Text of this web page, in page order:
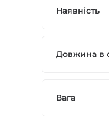
Наявність
Довжина в
Вага